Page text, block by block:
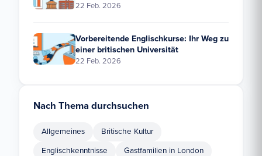
22 Feb. 2026
Vorbereitende Englischkurse: Ihr Weg zu
einer britischen Universität
22 Feb. 2026
Nach Thema durchsuchen
Allgemeines Britische Kultur
Englischkenntnisse Gastfamilien in London